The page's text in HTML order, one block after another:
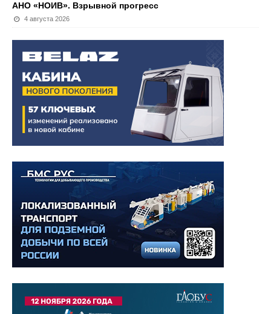
АНО «НОИВ». Взрывной прогресс
4 августа 2026